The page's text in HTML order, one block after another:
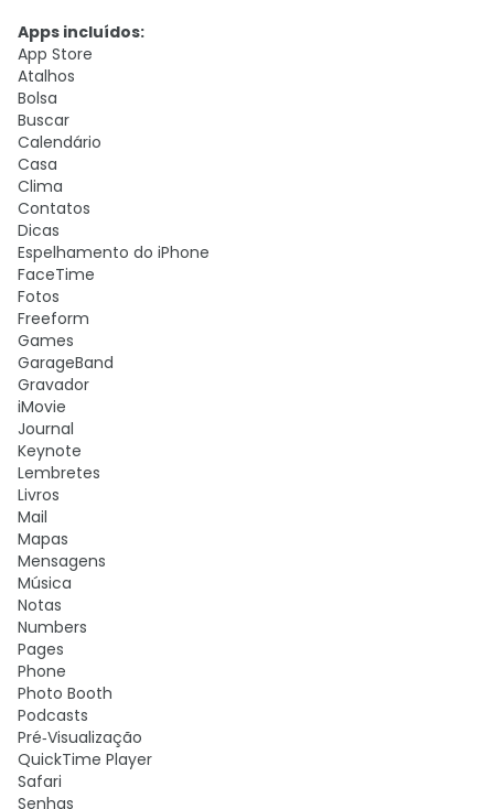
Apps incluídos:
App Store
Atalhos
Bolsa
Buscar
Calendário
Casa
Clima
Contatos
Dicas
Espelhamento do iPhone
FaceTime
Fotos
Freeform
Games
GarageBand
Gravador
iMovie
Journal
Keynote
Lembretes
Livros
Mail
Mapas
Mensagens
Música
Notas
Numbers
Pages
Phone
Photo Booth
Podcasts
Pré‑Visualização
QuickTime Player
Safari
Senhas